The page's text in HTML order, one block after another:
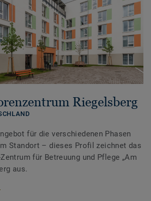
Riegelsberg
für die verschiedenen Phasen
Standort – dieses Profil zeichnet das
für Betreuung und Pflege „Am
aus.